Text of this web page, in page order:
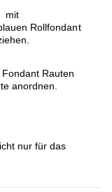
mit
Rollfondant
Rauten
anordnen.
nur für das